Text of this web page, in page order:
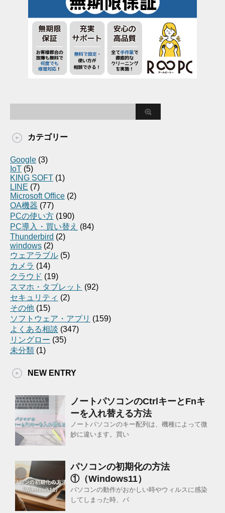
カテゴリー
Google (3)
IoT (5)
KING SOFT (1)
LINE (7)
Microsoft Office (2)
OA機器 (77)
PCの使い方 (190)
PC導入・買い替え (84)
Thunderbird (2)
windows (2)
ウェアラブル (5)
カメラ (14)
クラウド (19)
スマホ・タブレット (92)
セキュリティ (2)
その他 (15)
ソフトウェア・アプリ (159)
よくある相談 (347)
リングロー (35)
未分類 (1)
NEW ENTRY
ノートパソコンのCtrlキーとFnキ
ーを入れ替える方法
ノートパソコンのキー配列は、機種によって微
妙に違います。買い
パソコンの初期化の方法
①（Windows11）
パソコンの動作がおかしい時やウィルスに感染
してしまった時、パ